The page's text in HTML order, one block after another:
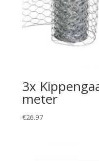
3x
meter
€26.97